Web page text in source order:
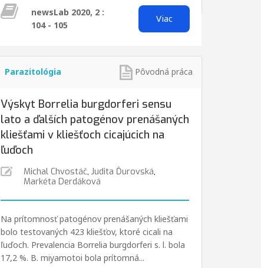
newsLab 2020, 2 :
104 - 105
Viac
Parazitológia Pôvodná práca
Výskyt Borrelia burgdorferi sensu
lato a ďalších patogénov prenášaných
kliešťami v kliešťoch cicajúcich na
ľuďoch
Michal Chvostáč, Judita Ďurovská,
Markéta Derdáková
Na prítomnosť patogénov prenášaných kliešťami
bolo testovaných 423 kliešťov, ktoré cicali na
ľuďoch. Prevalencia Borrelia burgdorferi s. l. bola
17,2 %. B. miyamotoi bola prítomná...